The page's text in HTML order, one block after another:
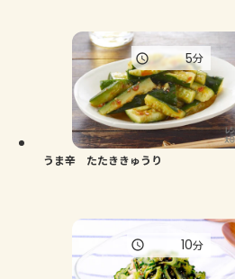
うま辛 たたききゅうり
5分
10分